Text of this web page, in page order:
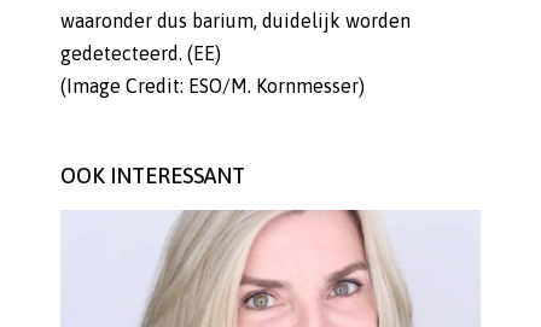
waaronder dus barium, duidelijk worden
gedetecteerd. (EE)
(Image Credit: ESO/M. Kornmesser)
OOK INTERESSANT